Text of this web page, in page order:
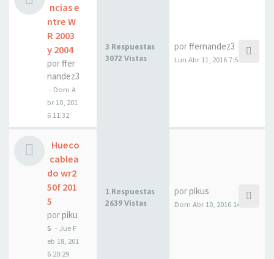
ncias e
ntre W
R 2003
y 2004
porffer
nandez3
- Dom A
br 10, 201
6 11:32
3 Respuestas
3072 Vistas
porffernandez3
Lun Abr 11, 2016 7:50
Hueco
cablea
do wr2
50f 201
5
porpiku
s - Jue F
eb 18, 201
6 20:29
1 Respuestas
2639 Vistas
porpikus
Dom Abr 10, 2016 14:00